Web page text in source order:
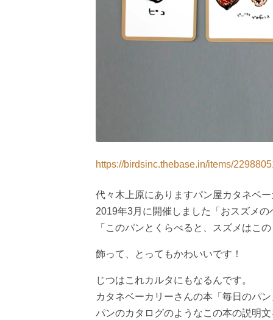
https://birdsinc.thebase.in/items/
代々木上原にありますパン屋カタネベ
2019年3月に開催しました「おスズメ
「このパンとくらべると、スズメはこ
飾って、とってもかわいいです！
じつはこれカルタにもなるんです。
カタネベーカリーさんの本「毎日のパ
パンのカタログのようなこの本の説明